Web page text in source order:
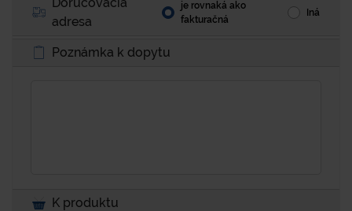
adresa
je rovnaká ako
fakturačná
Iná
Poznámka k dopytu
K produktu